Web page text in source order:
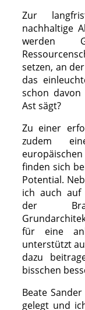
Zur
nachhaltige
werden
setzen, an
das
schon
Ast sägt?
Zu einer
zudem
finden sich
Potential.
ich auch auf
der
für eine
unterstützt
dazu
bisschen
Beate
gelegt und